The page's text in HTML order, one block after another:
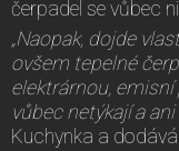
čerpadel se vůbec
„Naopak, dojde
ovšem tepelné
elektrárnou,
vůbec netýkají a
Kuchynka a dodává